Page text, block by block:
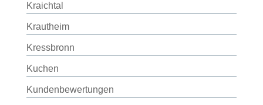
Kraichtal
Krautheim
Kressbronn
Kuchen
Kundenbewertungen